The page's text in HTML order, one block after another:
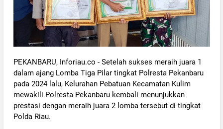
PEKANBARU, Inforiau.co - Setelah sukses meraih juara 1
dalam ajang Lomba Tiga Pilar tingkat Polresta Pekanbaru
pada 2024 lalu, Kelurahan Pebatuan Kecamatan Kulim
mewakili Polresta Pekanbaru kembali menunjukkan
prestasi dengan meraih juara 2 lomba tersebut di tingkat
Polda Riau.